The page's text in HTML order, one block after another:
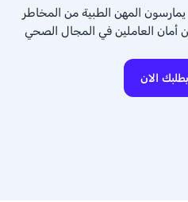
المهن الطبية من المخاطر
أمان العاملين في المجال الصحي
الان